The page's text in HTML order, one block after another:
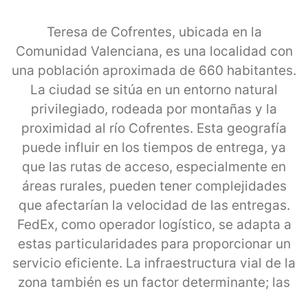
Teresa de Cofrentes, ubicada en la
Comunidad Valenciana, es una localidad con
una población aproximada de 660 habitantes.
La ciudad se sitúa en un entorno natural
privilegiado, rodeada por montañas y la
proximidad al río Cofrentes. Esta geografía
puede influir en los tiempos de entrega, ya
que las rutas de acceso, especialmente en
áreas rurales, pueden tener complejidades
que afectarían la velocidad de las entregas.
FedEx, como operador logístico, se adapta a
estas particularidades para proporcionar un
servicio eficiente. La infraestructura vial de la
zona también es un factor determinante; las